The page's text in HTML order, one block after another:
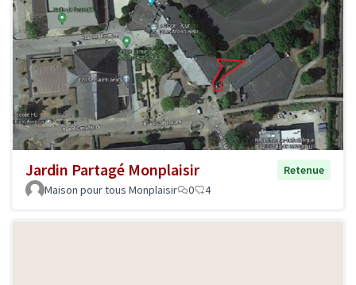
Jardin Partagé Monplaisir
Retenue
Maison pour tous Monplaisir
0 4